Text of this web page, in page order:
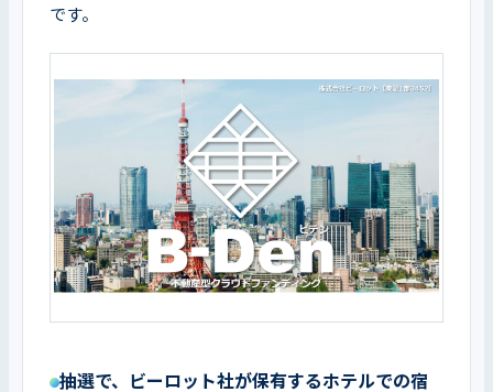
です。
抽選で、ビーロット社が保有するホテルでの宿